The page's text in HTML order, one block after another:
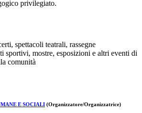
privilegiato.
spettacoli teatrali, rassegne
sportivi, mostre, esposizioni e altri eventi di
comunità
E SOCIALI (Organizzatore/Organizzatrice)